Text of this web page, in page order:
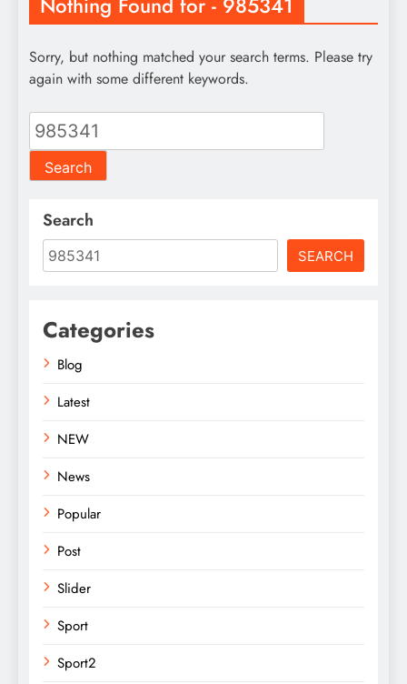
Sorry, but nothing matched your search terms. Please try
again with some different keywords.
Search
for:
Search
SEARCH
Categories
Blog
Latest
NEW
News
Popular
Post
Slider
Sport
Sport2